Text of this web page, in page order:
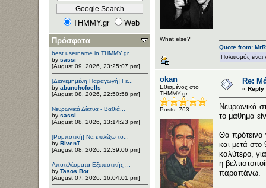
THMMY.gr
Web
Πρόσφατα
best username in THMMY.gr
by sassi
[August 09, 2026, 23:25:07 pm]
[Διανεμημένη Παραγωγή] Γε...
by abunchofcells
[August 08, 2026, 22:50:58 pm]
Νευρωνικά Δίκτυα - Βαθιά...
by sassi
[August 08, 2026, 13:14:23 pm]
[Ρομποτική] Να επιλέξω το...
by RivenT
[August 08, 2026, 12:39:06 pm]
Αποτελέσματα Εξεταστικής ...
by Tasos Bot
[August 07, 2026, 16:04:01 pm]
What else?
Quote from:
Πολιτισμός
okan
Εθισμένος στο
ΤΗΜΜΥ.gr
Posts: 763
Re:
« Reply
Νευρωνικά
το μάθημα
Θα πρότεινα
και μετά στο
καλύτερο,
η
παραπάνω.